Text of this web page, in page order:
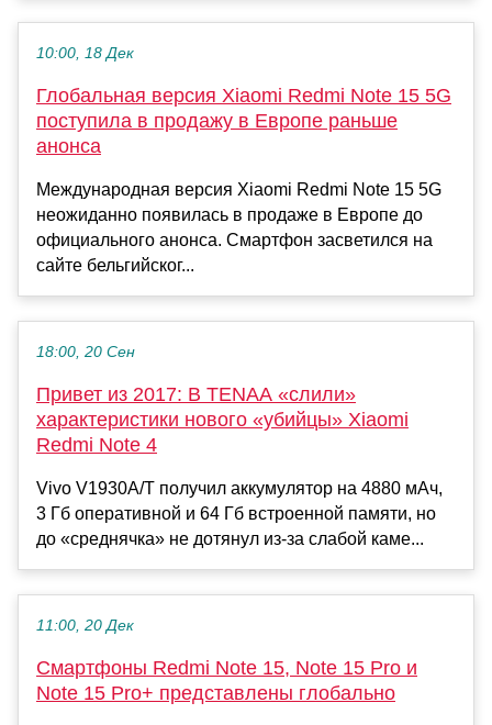
10:00, 18 Дек
Глобальная версия Xiaomi Redmi Note 15 5G
поступила в продажу в Европе раньше
анонса
Международная версия Xiaomi Redmi Note 15 5G
неожиданно появилась в продаже в Европе до
официального анонса. Смартфон засветился на
сайте бельгийског...
18:00, 20 Сен
Привет из 2017: В TENAA «слили»
характеристики нового «убийцы» Xiaomi
Redmi Note 4
Vivo V1930A/T получил аккумулятор на 4880 мАч,
3 Гб оперативной и 64 Гб встроенной памяти, но
до «среднячка» не дотянул из-за слабой каме...
11:00, 20 Дек
Смартфоны Redmi Note 15, Note 15 Pro и
Note 15 Pro+ представлены глобально